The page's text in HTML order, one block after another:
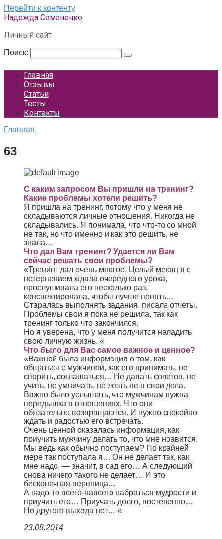
Перейти к контенту
Надежда Семененко
Личный сайт
Поиск:
Главная
Отзывы
Статьи
Тесты
Контакты
Главная
63
С каким запросом Вы пришли на тренинг?
Какие проблемы хотели решить?
Я пришла на тренинг, потому что у меня не
складываются личные отношения. Никогда не
складывались. Я понимала, что что-то со мной
не так, но что именно и как это решить, не
знала…
Что дал Вам тренинг? Удается ли Вам
сейчас решать свои проблемы?
«Тренинг дал очень многое. Целый месяц я с
нетерпением ждала очередного урока,
прослушивала его несколько раз,
конспектировала, чтобы лучше понять…
Старалась выполнять задания. писала отчеты.
Проблемы свои я пока не решила, так как
тренинг только что закончился.
Но я уверена, что у меня получится наладить
свою личную жизнь. «
Что было для Вас самое важное и ценное?
«Важной была информация о том, как
общаться с мужчиной, как его принимать, не
спорить, соглашаться… Не давать советов, не
учить, не умничать, не лезть не в свои дела.
Важно было услышать, что мужчинам нужна
передышка в отношениях. Что они
обязательно возвращаются. И нужно спокойно
ждать и радостью его встречать.
Очень ценной оказалась информация, как
приучить мужчину делать то, что мне нравится.
Мы ведь как обычно поступаем? По крайней
мере так поступала я… Он не делает так, как
мне надо, — значит, в сад его… А следующий
снова ничего такого не делает… И это
бесконечная вереница…
А надо-то всего-навсего набраться мудрости и
приучить его… Приучать долго, постепенно…
Но другого выхода нет… «
23.08.2014